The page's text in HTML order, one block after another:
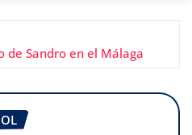
de Sandro en el Málaga